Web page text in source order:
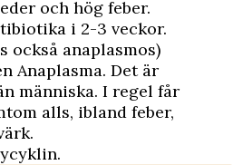
och hög feber.
i 2-3 veckor.
också anaplasmos)
Anaplasma. Det är
människa. I regel får
alls, ibland feber,